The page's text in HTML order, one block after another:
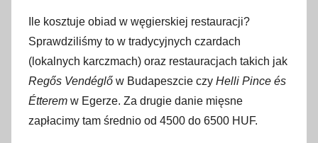
Ile kosztuje obiad w węgierskiej restauracji?
Sprawdziliśmy to w tradycyjnych czardach
(lokalnych karczmach) oraz restauracjach takich jak
Regős Vendéglő w Budapeszcie czy Helli Pince és
Étterem w Egerze. Za drugie danie mięsne
zapłacimy tam średnio od 4500 do 6500 HUF.